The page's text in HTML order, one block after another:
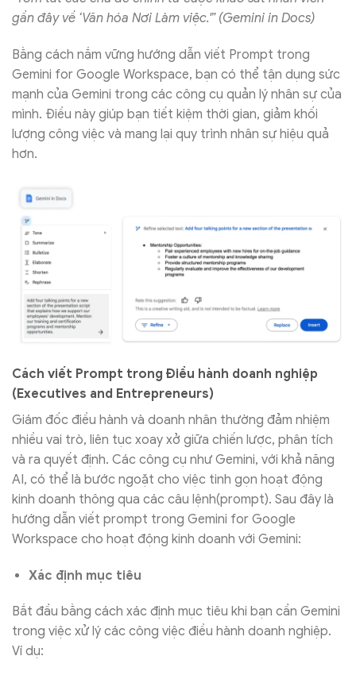
gần đây về ‘Văn hóa Nơi Làm việc.'” (Gemini in Docs)
Bằng cách nắm vững hướng dẫn viết Prompt trong
Gemini for Google Workspace, bạn có thể tận dụng sức
mạnh của Gemini trong các công cụ quản lý nhân sự của
mình. Điều này giúp bạn tiết kiệm thời gian, giảm khối
lượng công việc và mang lại quy trình nhân sự hiệu quả
hơn.
Cách viết Prompt trong Điều hành doanh nghiệp
(Executives and Entrepreneurs)
Giám đốc điều hành và doanh nhân thường đảm nhiệm
nhiều vai trò, liên tục xoay xở giữa chiến lược, phân tích
và ra quyết định. Các công cụ như Gemini, với khả năng
AI, có thể là bước ngoặt cho việc tinh gọn hoạt động
kinh doanh thông qua các câu lệnh(prompt). Sau đây là
hướng dẫn viết prompt trong Gemini for Google
Workspace cho hoạt động kinh doanh với Gemini:
Xác định mục tiêu
Bắt đầu bằng cách xác định mục tiêu khi bạn cần Gemini
trong việc xử lý các công việc điều hành doanh nghiệp.
Ví dụ: